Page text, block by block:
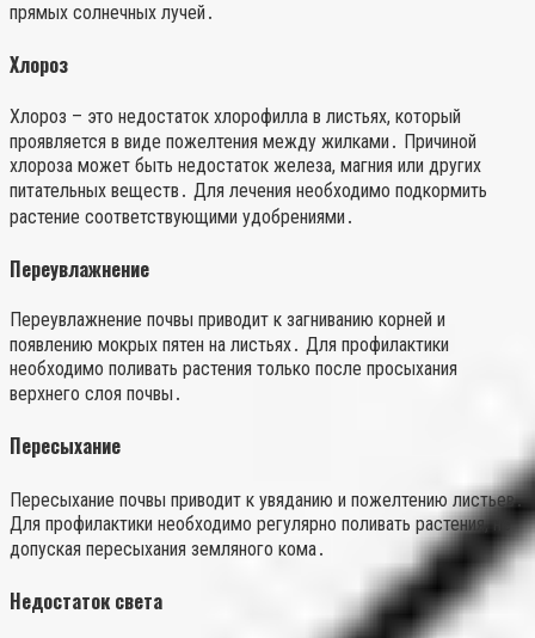
прямых солнечных лучей․
Хлороз
Хлороз – это недостаток хлорофилла в листьях, который
проявляется в виде пожелтения между жилками․ Причиной
хлороза может быть недостаток железа, магния или других
питательных веществ․ Для лечения необходимо подкормить
растение соответствующими удобрениями․
Переувлажнение
Переувлажнение почвы приводит к загниванию корней и
появлению мокрых пятен на листьях․ Для профилактики
необходимо поливать растения только после просыхания
верхнего слоя почвы․
Пересыхание
Пересыхание почвы приводит к увяданию и пожелтению листьев․
Для профилактики необходимо регулярно поливать растения, не
допуская пересыхания земляного кома․
Недостаток света